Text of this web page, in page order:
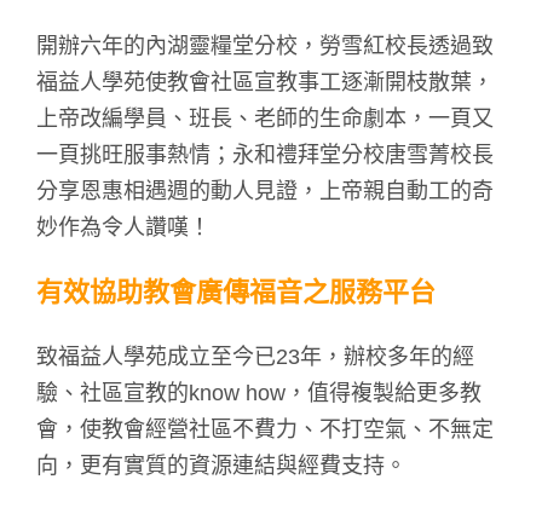
開辦六年的內湖靈糧堂分校，勞雪紅校長透過致
福益人學苑使教會社區宣教事工逐漸開枝散葉，
上帝改編學員、班長、老師的生命劇本，一頁又
一頁挑旺服事熱情；永和禮拜堂分校唐雪菁校長
分享恩惠相遇週的動人見證，上帝親自動工的奇
妙作為令人讚嘆！
有效協助教會廣傳福音之服務平台
致福益人學苑成立至今已23年，辦校多年的經
驗、社區宣教的know how，值得複製給更多教
會，使教會經營社區不費力、不打空氣、不無定
向，更有實質的資源連結與經費支持。